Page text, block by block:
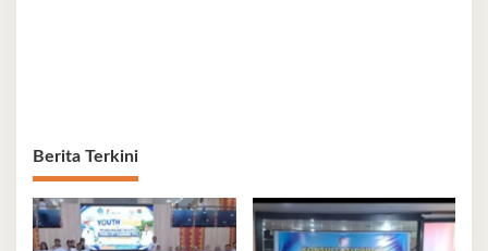
Berita Terkini